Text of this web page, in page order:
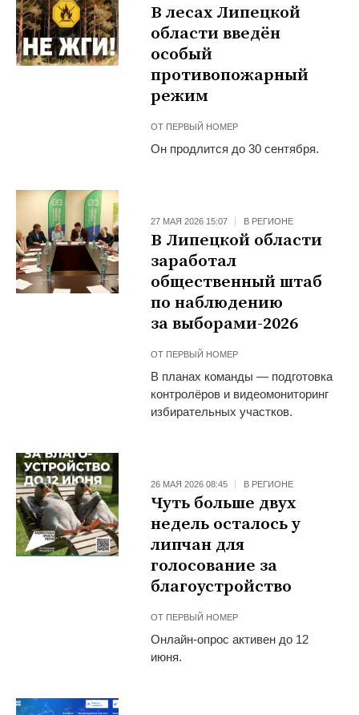
В лесах Липецкой
области введён
особый
противопожарный
режим
ОТ ПЕРВЫЙ НОМЕР
Он продлится до 30 сентября.
27 МАЯ 2026 15:07 В РЕГИОНЕ
В Липецкой области
заработал
общественный штаб
по наблюдению
за выборами-2026
ОТ ПЕРВЫЙ НОМЕР
В планах команды — подготовка
контролёров и видеомониторинг
избирательных участков.
26 МАЯ 2026 08:45 В РЕГИОНЕ
Чуть больше двух
недель осталось у
липчан для
голосование за
благоустройство
ОТ ПЕРВЫЙ НОМЕР
О️нлайн-опрос активен до 12
июня.